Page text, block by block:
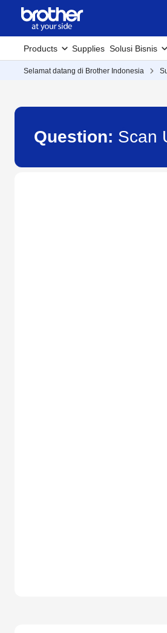
Products Supplies Solusi Bisnis
Selamat datang di Brother Indonesia
Question: Scan